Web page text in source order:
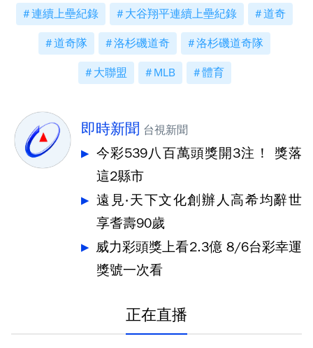
連續上壘紀錄 大谷翔平連續上壘紀錄 道奇
道奇隊 洛杉磯道奇 洛杉磯道奇隊
大聯盟 MLB 體育
即時新聞 台視新聞
今彩539八百萬頭獎開3注！ 獎落
這2縣市
遠見‧天下文化創辦人高希均辭世
享耆壽90歲
威力彩頭獎上看2.3億 8/6台彩幸運
獎號一次看
正在直播